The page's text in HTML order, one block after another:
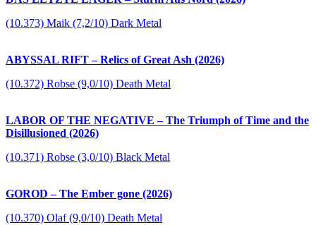
(10.373) Maik (7,2/10) Dark Metal
ABYSSAL RIFT – Relics of Great Ash (2026)
(10.372) Robse (9,0/10) Death Metal
LABOR OF THE NEGATIVE – The Triumph of Time and the
Disillusioned (2026)
(10.371) Robse (3,0/10) Black Metal
GOROD – The Ember gone (2026)
(10.370) Olaf (9,0/10) Death Metal